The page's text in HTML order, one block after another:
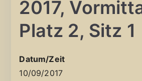
2017,
Platz 2, Sitz 1
Datum/Zeit
10/09/2017